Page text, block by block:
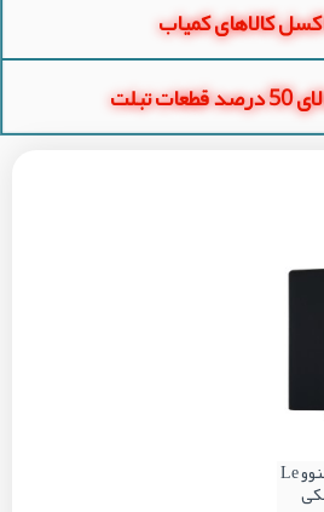
کالاهای کمیاب
تبلت
قاب پشت ال سی دی لپ تاپ لنوو Le